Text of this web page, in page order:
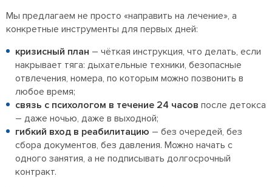
Мы предлагаем не просто «направить на лечение», а
конкретные инструменты для первых дней:
кризисный план – чёткая инструкция, что делать, если
накрывает тяга: дыхательные техники, безопасные
отвлечения, номера, по которым можно позвонить в
любое время;
связь с психологом в течение 24 часов после детокса
– даже ночью, даже в выходной;
гибкий вход в реабилитацию – без очередей, без
сбора документов, без давления. Можно начать с
одного занятия, а не подписывать долгосрочный
контракт.